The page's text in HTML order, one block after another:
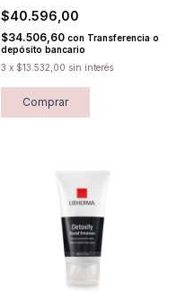
$40.596,00
$34.506,60 con Transferencia o
depósito bancario
3 x $13.532,00 sin interés
Comprar